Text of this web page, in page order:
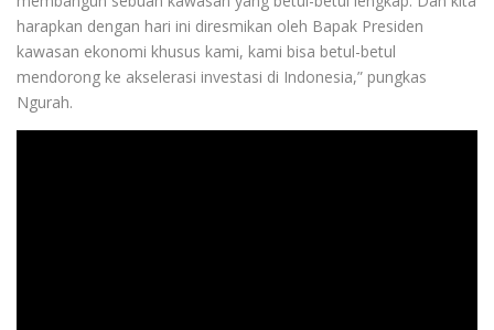
harapkan dengan hari ini diresmikan oleh Bapak Presiden
kawasan ekonomi khusus kami, kami bisa betul-betul
mendorong ke akselerasi investasi di Indonesia,” pungkas
Ngurah.